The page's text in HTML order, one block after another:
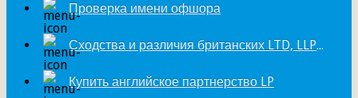
Проверка имени офшора
Сходства и различия британских LTD, LLP и LP
Купить английское партнерство LP